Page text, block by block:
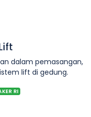
dalam pemasangan,
lift di gedung.
RI